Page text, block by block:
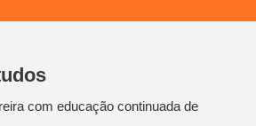
com educação continuada de